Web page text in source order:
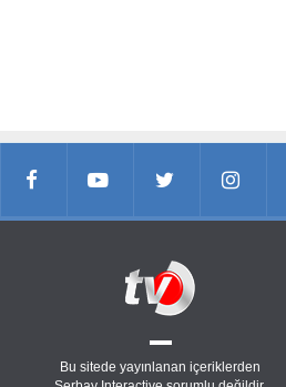
Bu sitede yayınlanan içeriklerden